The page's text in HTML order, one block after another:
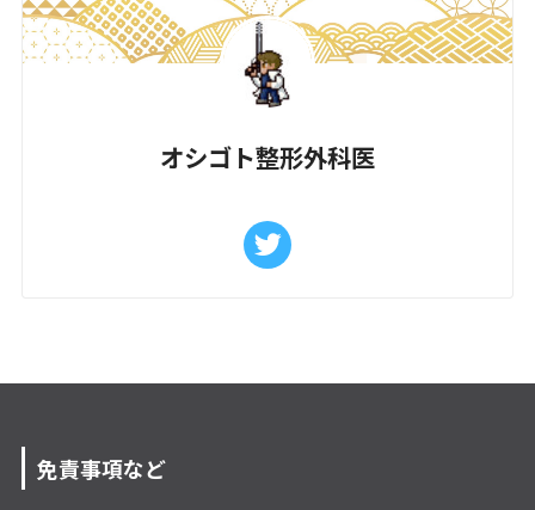
オシゴト整形外科医
免責事項など